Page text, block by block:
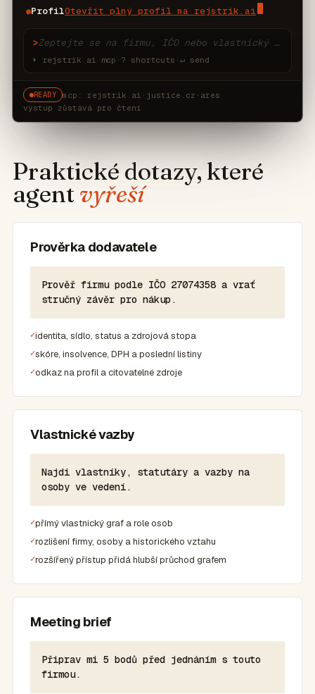
●ProfilOtevřít plný profil na rejstrik.ai
> Zeptejte se na firmu, IČO nebo vlastnický graf
⏵ rejstrik.ai mcp · ? shortcuts · ↵ send
READY mcp: rejstrik.ai · justice.cz · ares
výstup zůstává pro čtení
Praktické dotazy, které
agent vyřeší
Prověrka dodavatele
Prověř firmu podle IČO 27074358 a vrať
stručný závěr pro nákup.
identita, sídlo, status a zdrojová stopa
skóre, insolvence, DPH a poslední listiny
odkaz na profil a citovatelné zdroje
Vlastnické vazby
Najdi vlastníky, statutáry a vazby na
osoby ve vedení.
přímý vlastnický graf a role osob
rozlišení firmy, osoby a historického vztahu
rozšířený přístup přidá hlubší průchod grafem
Meeting brief
Připrav mi 5 bodů před jednáním s touto
firmou.